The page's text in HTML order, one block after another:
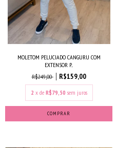
MOLETOM PELUCIADO CANGURU COM
EXTENSOR P...
R$249,00
R$159,00
2 x de R$79,50 sem juros
COMPRAR